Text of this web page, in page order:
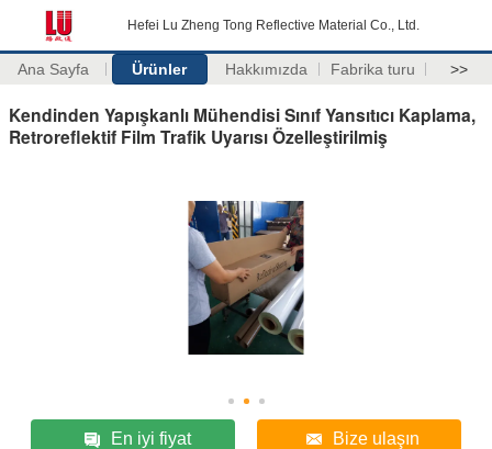
Hefei Lu Zheng Tong Reflective Material Co., Ltd.
Ana Sayfa Ürünler Hakkımızda Fabrika turu >>
Kendinden Yapışkanlı Mühendisi Sınıf Yansıtıcı Kaplama,
Retroreflektif Film Trafik Uyarısı Özelleştirilmiş
En iyi fiyat Bize ulaşın